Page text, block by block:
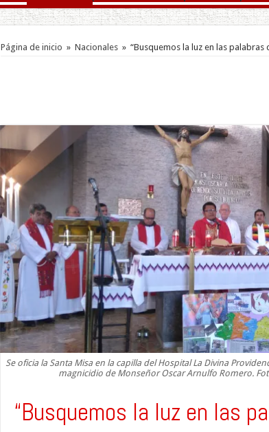
Página de inicio » Nacionales » “Busquemos la luz en las
Se oficia la Santa Misa en la capilla del Hospital La Divina
magnicidio de Monseñor Oscar Arnulfo Romero.
“Busquemos la luz en las